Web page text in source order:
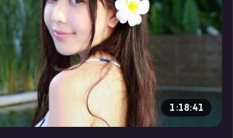
▶
1:18:41